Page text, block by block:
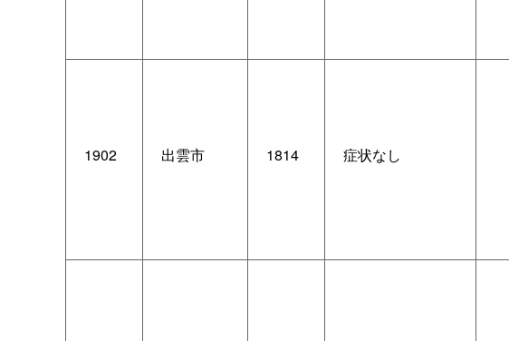
1902 出雲市 1814 症状なし